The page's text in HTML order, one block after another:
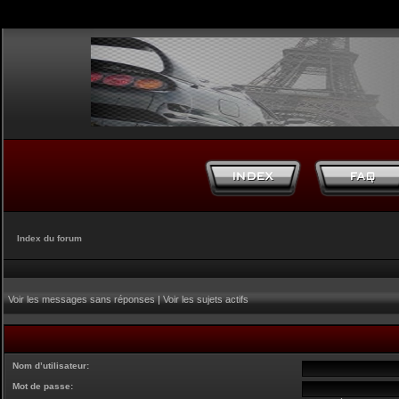
Index du forum
Voir les messages sans réponses|Voir les sujets actifs
Nom d’utilisateur:
Mot de passe: